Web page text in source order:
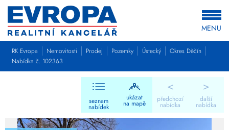
MENU
RK Evropa Nemovitosti Prodej Pozemky Ústecký
Okres Děčín
Nabídka č. 102363
<
předchozí
nabídka
seznam
nabídek
ukázat
na mapě
>
další
nabídka